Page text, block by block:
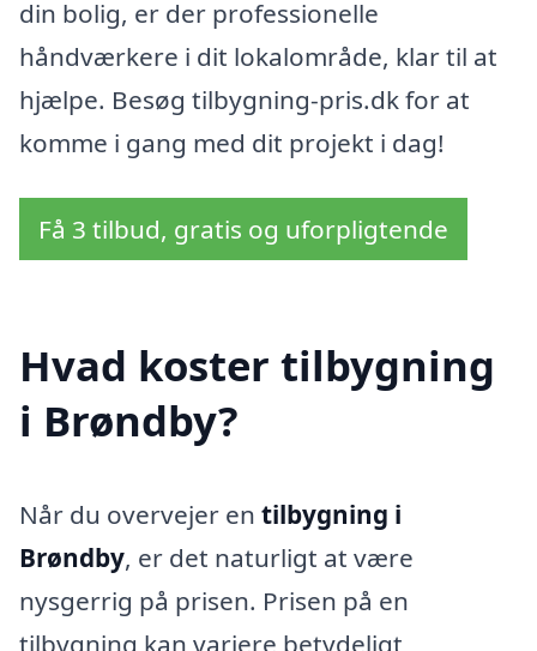
din bolig, er der professionelle
håndværkere i dit lokalområde, klar til at
hjælpe. Besøg tilbygning-pris.dk for at
komme i gang med dit projekt i dag!
Få 3 tilbud, gratis og uforpligtende
Hvad koster tilbygning
i Brøndby?
Når du overvejer en tilbygning i
Brøndby, er det naturligt at være
nysgerrig på prisen. Prisen på en
tilbygning kan variere betydeligt